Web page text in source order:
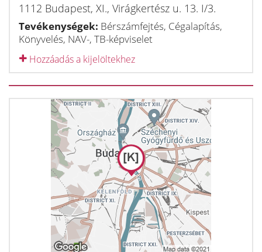
1112 Budapest, XI., Virágkertész u. 13. I/3.
Tevékenységek: Bérszámfejtés, Cégalapítás,
Könyvelés, NAV-, TB-képviselet
Hozzáadás a kijelöltekhez